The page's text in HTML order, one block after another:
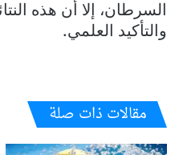
السرطان، إلا أن هذه
والتأكيد العلمي.
مقالات ذات صلة